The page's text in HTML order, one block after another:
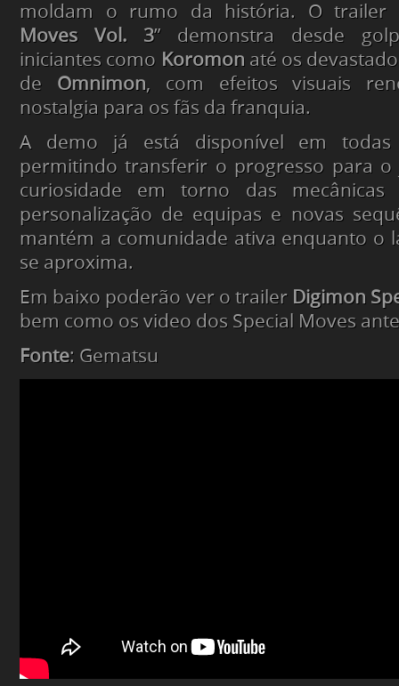
moldam o rumo da história. O trailer
Moves Vol. 3” demonstra desde
iniciantes como Koromonaté os
de Omnimon, com efeitos visuais
nostalgia para os fãs da franquia.
A demo já está disponível em todas
permitindo transferir o progresso para o
curiosidade em torno das mecânicas
personalização de equipas e novas
mantém a comunidade ativa enquanto o
se aproxima.
Em baixo poderão ver o trailer Digimon
bem como os video dos Special Moves
Fonte: Gematsu